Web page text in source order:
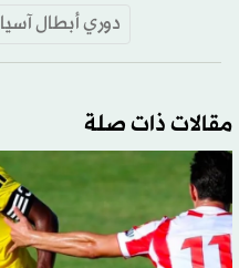
دوري أبطال آسيا
مقالات ذات صلة